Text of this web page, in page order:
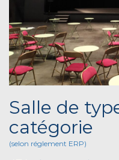
Salle de
catégorie
(selon réglement ERP)